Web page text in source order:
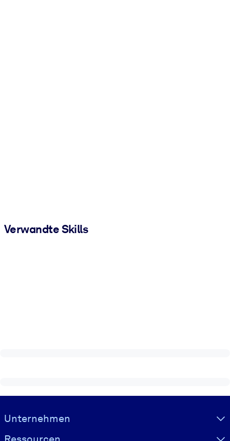
Verwandte Skills
Visually hidden Text
Unternehmen